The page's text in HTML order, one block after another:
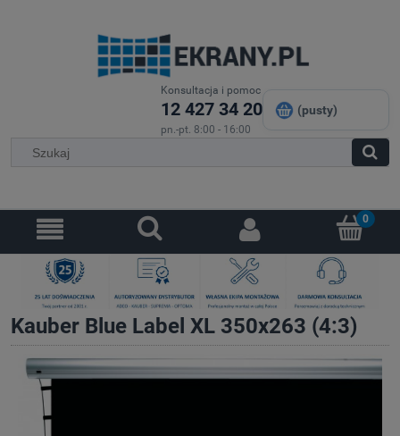
Konsultacja i pomoc
12 427 34 20
pn.-pt. 8:00 - 16:00
(pusty)
Kauber Blue Label XL 350x263 (4:3)